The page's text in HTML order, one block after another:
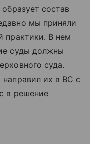
состав
мы приняли
практики. В нем
суды должны
суда.
их в ВС с
в решение